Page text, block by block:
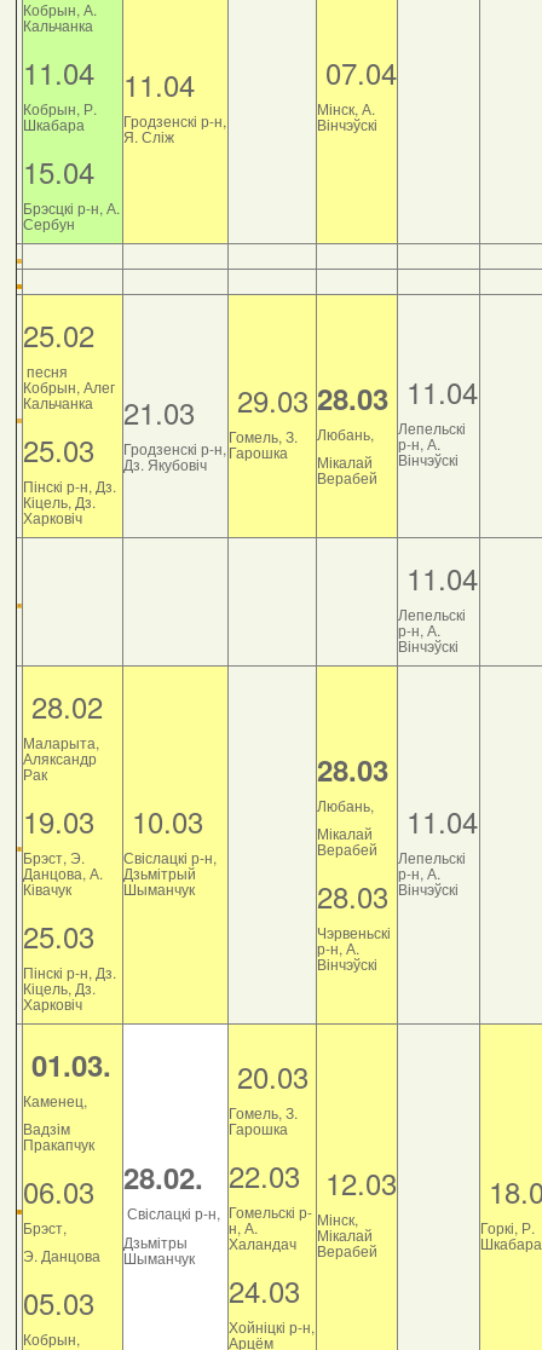
Кобрын, А.
Кальчанка
11.04
Кобрын, Р.
Шкабара
15.04
Брэсцкі р-н, А.
Сербун
11.04
Гродзенскі р-н,
Я. Сліж
07.04
Мінск, А.
Вінчэўскі
25.02
песня
Кобрын, Алег
Кальчанка
25.03
Пінскі р-н, Дз.
Кіцель, Дз.
Харковіч
21.03
Гродзенскі р-н,
Дз. Якубовіч
29.03
Гомель, З.
Гарошка
28.03
Любань,
Мікалай
Верабей
11.04
Лепельскі
р-н, А.
Вінчэўскі
11.04
Лепельскі
р-н, А.
Вінчэўскі
28.02
Маларыта,
Аляксандр
Рак
19.03
Брэст, Э.
Данцова, А.
Ківачук
25.03
Пінскі р-н, Дз.
Кіцель, Дз.
Харковіч
10.03
Свіслацкі р-н,
Дзьмітрый
Шыманчук
28.03
Любань,
Мікалай
Верабей
28.03
Чэрвеньскі
р-н, А.
Вінчэўскі
11.04
Лепельскі
р-н, А.
Вінчэўскі
01.03.
Каменец,
Вадзім
Пракапчук
06.03
Брэст,
Э. Данцова
05.03
Кобрын,
28.02.
Свіслацкі р-н,
Дзьмітры
Шыманчук
20.03
Гомель, З.
Гарошка
22.03
Гомельскі р-
н, А.
Халандач
24.03
Хойніцкі р-н,
Арцём
12.03
Мінск,
Мікалай
Верабей
Горкі, Р.
Шкабара